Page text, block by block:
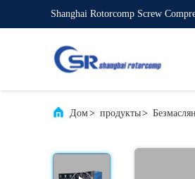
Shanghai Rotorcomp Screw
Дом> продукты>